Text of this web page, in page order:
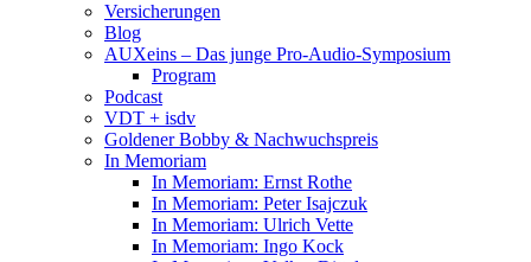
Versicherungen
Blog
AUXeins – Das junge Pro-Audio-Symposium
Program
Podcast
VDT + isdv
Goldener Bobby & Nachwuchspreis
In Memoriam
In Memoriam: Ernst Rothe
In Memoriam: Peter Isajczuk
In Memoriam: Ulrich Vette
In Memoriam: Ingo Kock